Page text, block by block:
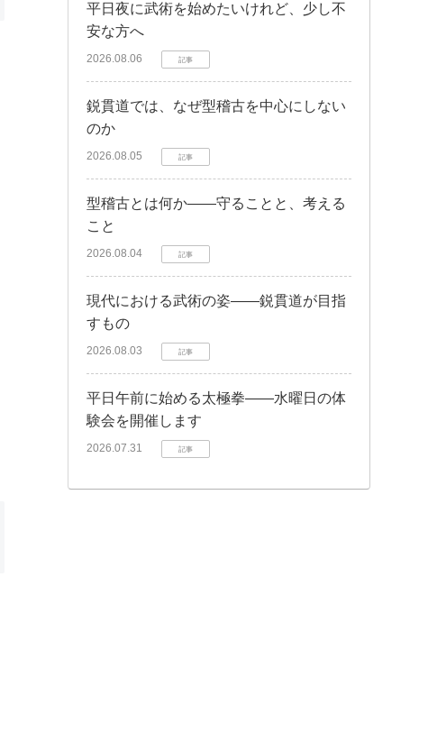
平日夜に武術を始めたいけれど、少し不
安な方へ
2026.08.06 記事
鋭貫道では、なぜ型稽古を中心にしない
のか
2026.08.05 記事
型稽古とは何か——守ることと、考える
こと
2026.08.04 記事
現代における武術の姿——鋭貫道が目指
すもの
2026.08.03 記事
平日午前に始める太極拳——水曜日の体
験会を開催します
2026.07.31 記事